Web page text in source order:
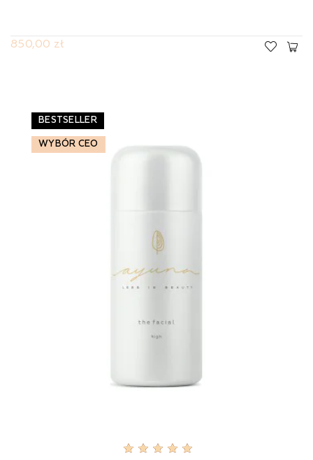
850,00 zł
BESTSELLER
WYBÓR CEO